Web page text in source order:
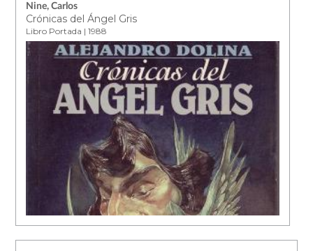
Nine, Carlos
Crónicas del Ángel Gris
Libro Portada | 1988